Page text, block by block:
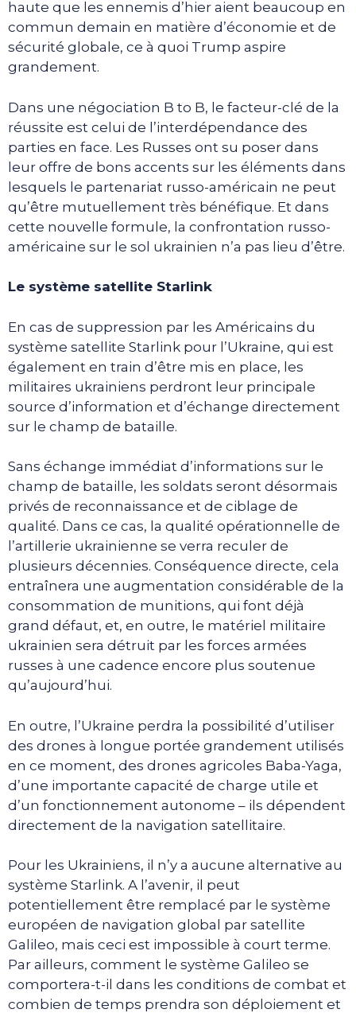
haute que les ennemis d’hier aient beaucoup en
commun demain en matière d’économie et de
sécurité globale, ce à quoi Trump aspire
grandement.
Dans une négociation B to B, le facteur-clé de la
réussite est celui de l’interdépendance des
parties en face. Les Russes ont su poser dans
leur offre de bons accents sur les éléments dans
lesquels le partenariat russo-américain ne peut
qu’être mutuellement très bénéfique. Et dans
cette nouvelle formule, la confrontation russo-
américaine sur le sol ukrainien n’a pas lieu d’être.
Le système satellite Starlink
En cas de suppression par les Américains du
système satellite Starlink pour l’Ukraine, qui est
également en train d’être mis en place, les
militaires ukrainiens perdront leur principale
source d’information et d’échange directement
sur le champ de bataille.
Sans échange immédiat d’informations sur le
champ de bataille, les soldats seront désormais
privés de reconnaissance et de ciblage de
qualité. Dans ce cas, la qualité opérationnelle de
l’artillerie ukrainienne se verra reculer de
plusieurs décennies. Conséquence directe, cela
entraînera une augmentation considérable de la
consommation de munitions, qui font déjà
grand défaut, et, en outre, le matériel militaire
ukrainien sera détruit par les forces armées
russes à une cadence encore plus soutenue
qu’aujourd’hui.
En outre, l’Ukraine perdra la possibilité d’utiliser
des drones à longue portée grandement utilisés
en ce moment, des drones agricoles Baba-Yaga,
d’une importante capacité de charge utile et
d’un fonctionnement autonome – ils dépendent
directement de la navigation satellitaire.
Pour les Ukrainiens, il n’y a aucune alternative au
système Starlink. A l’avenir, il peut
potentiellement être remplacé par le système
européen de navigation global par satellite
Galileo, mais ceci est impossible à court terme.
Par ailleurs, comment le système Galileo se
comportera-t-il dans les conditions de combat et
combien de temps prendra son déploiement et